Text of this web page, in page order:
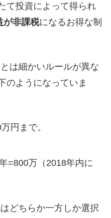
て投資によって得られ
が非課税になるお得な制
は細かいルールが異な
のようになっていま
円まで。
=800万（2018年内に
どちらか一方しか選択